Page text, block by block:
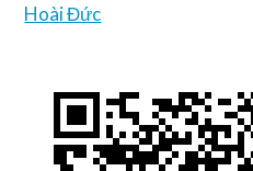
Hoài Đức